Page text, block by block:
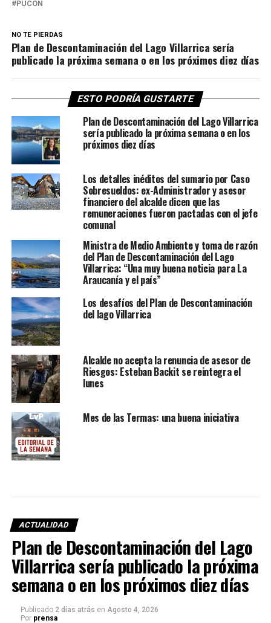
PUCON
NO TE PIERDAS
Plan de Descontaminación del Lago Villarrica sería
publicado la próxima semana o en los próximos diez días
ESTO PODRÍA GUSTARTE
Plan de Descontaminación del Lago Villarrica
sería publicado la próxima semana o en los
próximos diez días
Los detalles inéditos del sumario por Caso
Sobresueldos: ex-Administrador y asesor
financiero del alcalde dicen que las
remuneraciones fueron pactadas con el jefe
comunal
Ministra de Medio Ambiente y toma de razón
del Plan de Descontaminación del Lago
Villarrica: “Una muy buena noticia para La
Araucanía y el país”
Los desafíos del Plan de Descontaminación
del lago Villarrica
Alcalde no acepta la renuncia de asesor de
Riesgos: Esteban Backit se reintegra el
lunes
Mes de las Termas: una buena iniciativa
ACTUALIDAD
Plan de Descontaminación del Lago
Villarrica sería publicado la próxima
semana o en los próximos diez días
Publicado 2 días atrás en Agosto 4, 2026
Por prensa